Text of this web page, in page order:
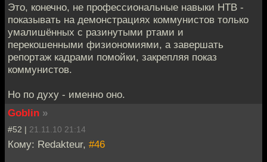
Это, конечно, не профессиональные навыки НТВ -
показывать на демонстрациях коммунистов только
умалишённых с разинутыми ртами и
перекошенными физиономиями, а завершать
репортаж кадрами помойки, закрепляя показ
коммунистов.
Но по духу - именно оно.
Goblin »
#52 | 21.11.10 21:14
Кому: Redakteur, #46